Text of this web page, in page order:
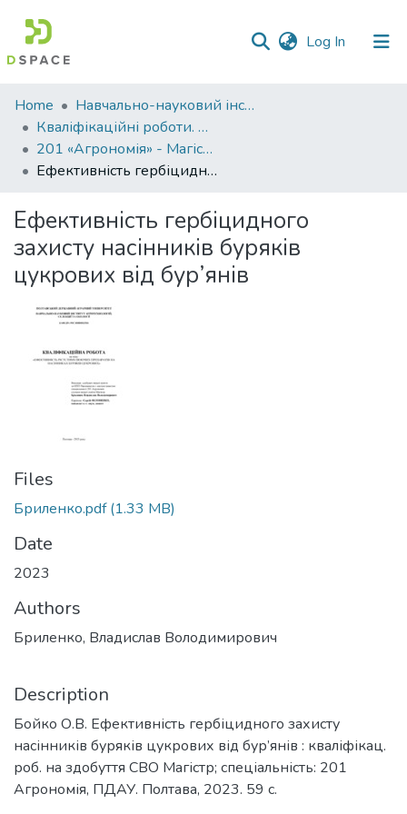
Log In (current)
Communities
&
Collections
All of DSpace
Statistics
Home
Навчально-науковий інститут агротехнологій, селекції та екології
Кваліфікаційні роботи. ННІ агротехнологій, селекції та екології
201 «Агрономія» - Магістри 2023-2024
Ефективність гербіцидного захисту насінників буряків цукрових від бур’янів
Ефективність гербіцидного
захисту насінників буряків
цукрових від бур’янів
Files
Бриленко.pdf(1.33 MB)
Date
2023
Authors
Бриленко, Владислав Володимирович
Description
Бойко О.В. Ефективність гербіцидного захисту
насінників буряків цукрових від бур’янів : кваліфікац.
роб. на здобуття СВО Магістр; спеціальність: 201
Агрономія, ПДАУ. Полтава, 2023. 59 с.